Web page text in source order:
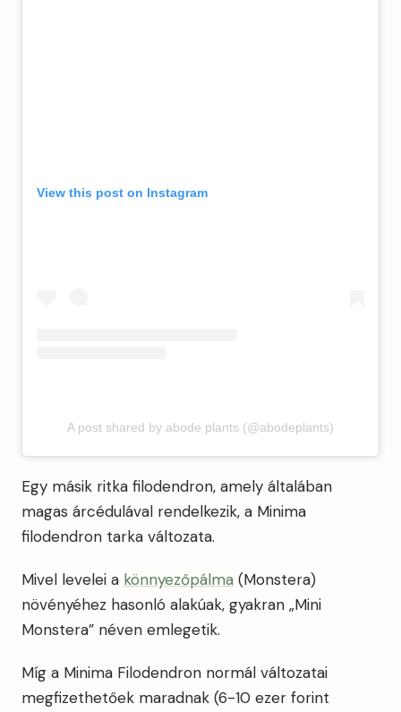
View this post on Instagram
A post shared by abode plants (@abodeplants)
Egy másik ritka filodendron, amely általában
magas árcédulával rendelkezik, a Minima
filodendron tarka változata.
Mivel levelei a könnyezőpálma (Monstera)
növényéhez hasonló alakúak, gyakran „Mini
Monstera” néven emlegetik.
Míg a Minima Filodendron normál változatai
megfizethetőek maradnak (6-10 ezer forint